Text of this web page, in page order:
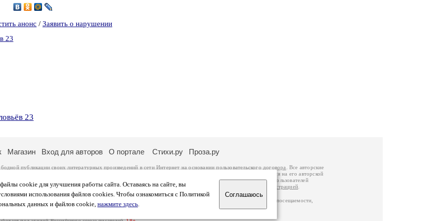
анонс / Заявить о нарушении
23
23
cookie для улучшения работы сайта. Оставаясь на сайте, вы
использования файлов cookies. Чтобы ознакомиться с Политикой
данных и файлов cookie, нажмите здесь.
Соглашаюсь
Магазин Вход для авторов О портале Стихи.ру Проза.ру
публикации своих литературных произведений в сети Интернет на основаниипользовательского договора
. Все авторские
. Перепечатка произведений возможна только с согласия его автора, к которому вы можете обратиться на его авторской
законодательства Российской Федерации. Данные пользователей
данных. Вы также можете посмотреть более подробнуюинформацию о портале связаться с администрацией
посетителей, которые в общей сумме просматривают более двух миллионов страниц по данным счетчика посещаемости,
указано по две цифры: количество просмотров и количество посетителей.